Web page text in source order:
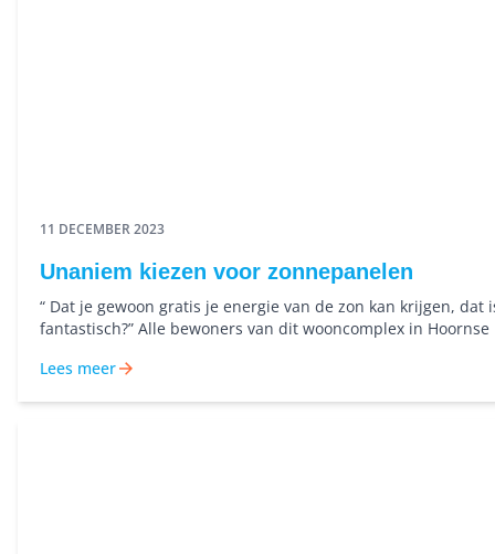
11 DECEMBER 2023
Unaniem kiezen voor zonnepanelen
“ Dat je gewoon gratis je energie van de zon kan krijgen, dat
fantastisch?” Alle bewoners van dit wooncomplex in Hoornse
Lees meer